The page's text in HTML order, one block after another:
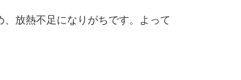
放熱不足になりがちです。よって